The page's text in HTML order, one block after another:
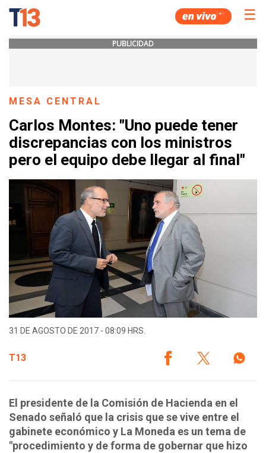
☰
PUBLICIDAD
MESA CENTRAL
Carlos Montes: "Uno puede tener
discrepancias con los ministros
pero el equipo debe llegar al final"
31 DE AGOSTO DE 2017 - 08:09 HRS.
T13
El presidente de la Comisión de Hacienda en el
Senado señaló que la crisis que se vive entre el
gabinete económico y La Moneda es un tema de
"procedimiento y de forma de gobernar que hizo